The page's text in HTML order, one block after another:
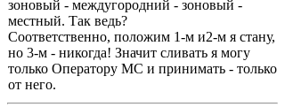
зоновый - междугородний - зоновый -
местный. Так ведь?
Соответственно, положим 1-м и2-м я стану,
но 3-м - никогда! Значит сливать я могу
только Оператору МС и принимать - только
от него.